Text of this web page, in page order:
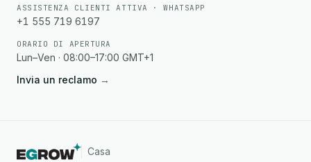
ASSISTENZA CLIENTI ATTIVA · WHATSAPP
+1 555 719 6197
ORARIO DI APERTURA
Lun–Ven · 08:00–17:00 GMT+1
Invia un reclamo →
Casa